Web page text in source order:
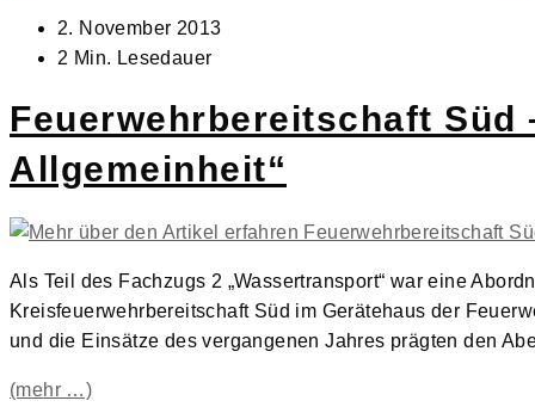
Beitrag
veröffentlicht:
2. November 2013
Lesedauer:
2 Min. Lesedauer
Feuerwehrbereitschaft Süd
Allgemeinheit“
Als Teil des Fachzugs 2 „Wassertransport“ war eine
Kreisfeuerwehrbereitschaft Süd im Gerätehaus der
und die Einsätze des vergangenen Jahres prägten den
(mehr …)